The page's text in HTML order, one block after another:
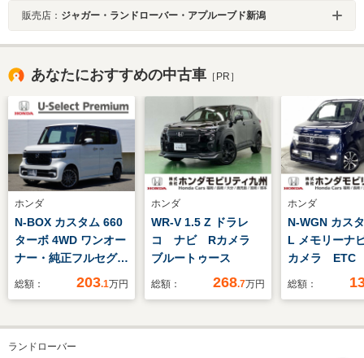
販売店： ジャガー・ランドローバー・アプルーブド新潟
あなたにおすすめの中古車 ［PR］
ホンダ
N-BOX カスタム 660
ターボ 4WD ワンオー
ナー・純正フルセグナ
ビ・社外前後ドライブ
ートヒーター・サイド
エアバック・ホンダコ
総額： 203.1万円
ホンダ
WR-V 1.5 Z ドラレ
コ ナビ Rカメラ
ブルートゥース
総額： 268.7万円
ホンダ
N-WGN カス
L メモリーナ
カメラ ETC
総額：
ランドローバー